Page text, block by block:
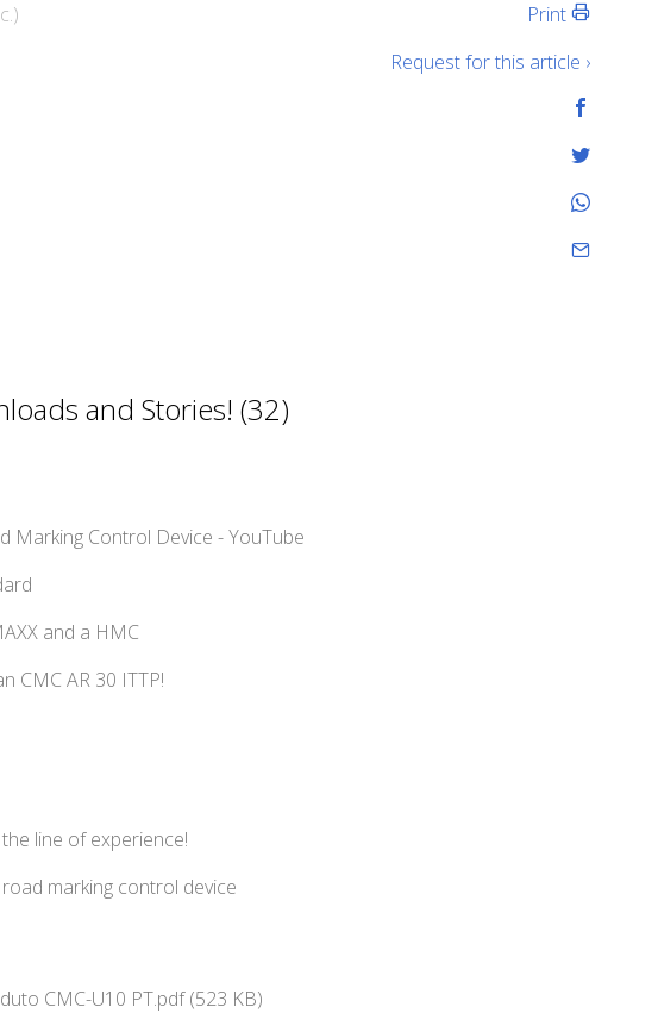
Print
Request for this article ›
and Stories! (32)
Marking Control Device - YouTube
and a HMC
CMC AR 30 ITTP!
line of experience!
marking control device
CMC-U10 PT.pdf (523 KB)